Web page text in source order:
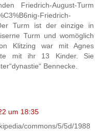
Friedrich-August-Turm
Friedrich-
Turm ist der einzige in
Turm und womöglich
Klitzing war mit Agnes
mit ihr 13 Kinder. Sie
Bennecke.
um 18:35
commons/5/5d/1988